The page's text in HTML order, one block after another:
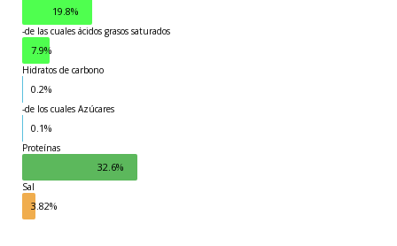
19.8%
-de las cuales ácidos grasos saturados
7.9%
Hidratos de carbono
0.2%
-de los cuales Azúcares
0.1%
Proteínas
32.6%
Sal
3.82%